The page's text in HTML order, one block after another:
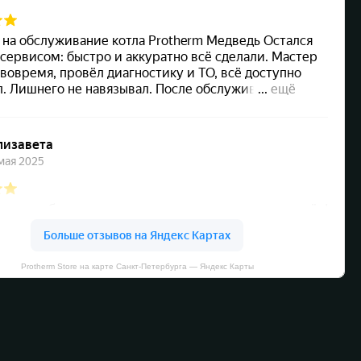
Protherm Store на карте Санкт‑Петербурга — Яндекс Карты